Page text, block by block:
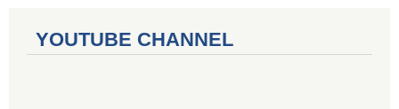
YOUTUBE CHANNEL